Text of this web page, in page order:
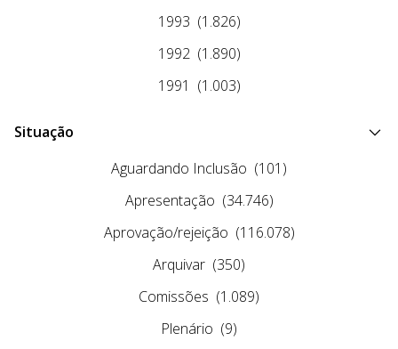
1993 (1.826)
1992 (1.890)
1991 (1.003)
Situação
Aguardando Inclusão (101)
Apresentação (34.746)
Aprovação/rejeição (116.078)
Arquivar (350)
Comissões (1.089)
Plenário (9)